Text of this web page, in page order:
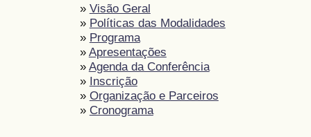
» Visão Geral
» Políticas das Modalidades
» Programa
» Apresentações
» Agenda da Conferência
» Inscrição
» Organização e Parceiros
» Cronograma